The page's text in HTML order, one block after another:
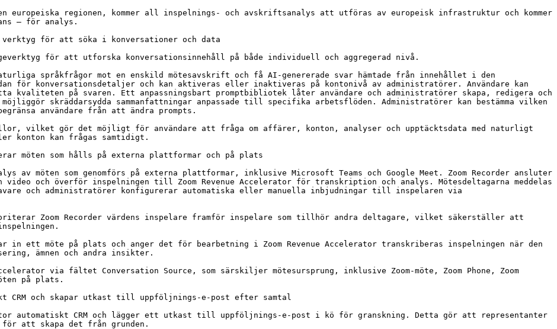
regionen, kommer all inspelnings- och avskriftsanalys att utföras av europeisk infrastruktur och kommer
— för analys.
verktyg för att söka i konversationer och data
för att utforska konversationsinnehåll på både individuell och aggregerad nivå.
språkfrågor mot en enskild mötesavskrift och få AI-genererade svar hämtade från innehållet i den
för konversationsdetaljer och kan aktiveras eller inaktiveras på kontonivå av administratörer. Användare kan
kvaliteten på svaren. Ett anpassningsbart promptbibliotek låter användare och administratörer skapa, redigera och
skräddarsydda sammanfattningar anpassade till specifika arbetsflöden. Administratörer kan bestämma vilken
användare från att ändra prompts.
vilket gör det möjligt för användare att fråga om affärer, konton, analyser och upptäcktsdata med naturligt
konton kan frågas samtidigt.
möten som hålls på externa plattformar och på plats
av möten som genomförs på externa plattformar, inklusive Microsoft Teams och Google Meet. Zoom Recorder ansluter
och överför inspelningen till Zoom Revenue Accelerator för transkription och analys. Mötesdeltagarna meddelas
och administratörer konfigurerar automatiska eller manuella inbjudningar till inspelaren via
Zoom Recorder värdens inspelare framför inspelare som tillhör andra deltagare, vilket säkerställer att
in ett möte på plats och anger det för bearbetning i Zoom Revenue Accelerator transkriberas inspelningen när den
ämnen och andra insikter.
via fältet Conversation Source, som särskiljer mötesursprung, inklusive Zoom-möte, Zoom Phone, Zoom
på plats.
CRM och skapar utkast till uppföljnings-e-post efter samtal
automatiskt CRM och lägger ett utkast till uppföljnings-e-post i kö för granskning. Detta gör att representanter
att skapa det från grunden.